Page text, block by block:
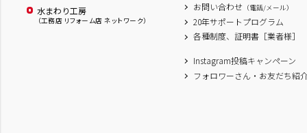
水まわり工房
（工務店 リフォーム店 ネットワーク）
お問い合わせ （電話/メール）
20年サポートプログラム
各種制度、証明書［業者様］
Instagram投稿キャンペーン
フォロワーさん・お友だち紹